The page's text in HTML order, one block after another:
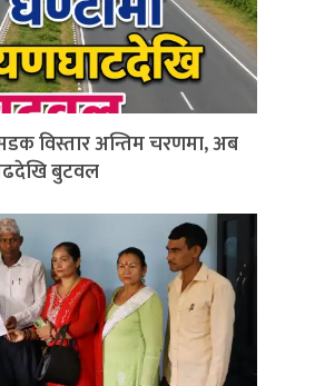
विस्तार अन्तिम चरणमा, अब
बुटवल